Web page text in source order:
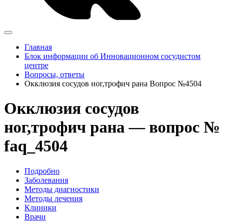
Главная
Блок информации об Инновационном сосудистом
центре
Вопросы, ответы
Окклюзия сосудов ног,трофич рана Вопрос №4504
Окклюзия сосудов
ног,трофич рана — вопрос №
faq_4504
Подробно
Заболевания
Методы диагностики
Методы лечения
Клиники
Врачи